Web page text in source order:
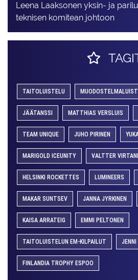
Leena Laaksonen yksin- ja
teknisen komitean johtoon
TAITOLUISTELU
JÄÄTANSSI MATTHIAS VERSLUIS
TEAM UNIQUE JUHO PIRINEN
MARIGOLD ICEUNITY VALTTER
HELSINKI ROCKETTES LUMINEERS
MAKAR SUNTSEV JANNA JYRKINEN
KAISA ARRATEIG EMMI PELTONEN
TAITOLUISTELUN EM-KILPAILUT JENNI
FINLANDIA TROPHY ESPOO